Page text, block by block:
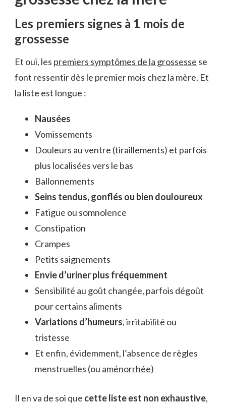
Les premiers signes à 1 mois de
grossesse
Et oui, les premiers symptômes de la grossesse se
font ressentir dès le premier mois chez la mère. Et
la liste est longue :
Nausées
Vomissements
Douleurs au ventre (tiraillements) et parfois
plus localisées vers le bas
Ballonnements
Seins tendus, gonflés ou bien douloureux
Fatigue ou somnolence
Constipation
Crampes
Petits saignements
Envie d’uriner plus fréquemment
Sensibilité au goût changée, parfois dégoût
pour certains aliments
Variations d’humeurs, irritabilité ou
tristesse
Et enfin, évidemment, l’absence de règles
menstruelles (ou aménorrhée)
Il en va de soi que cette liste est non exhaustive,